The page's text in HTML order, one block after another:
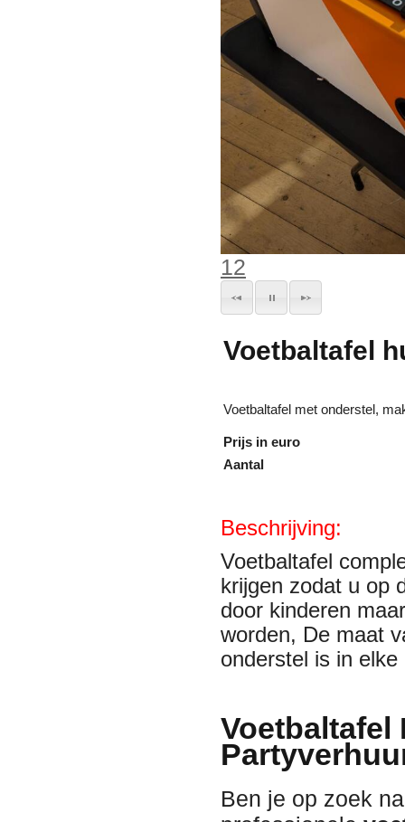
12
Voetbaltafel
Voetbaltafel met onderstel,
Prijs in euro
Aantal
Beschrijving:
Voetbaltafel
krijgen zodat u op
door kinderen
worden, De maat
onderstel is in
Voetbaltafel
Ben je op zoek